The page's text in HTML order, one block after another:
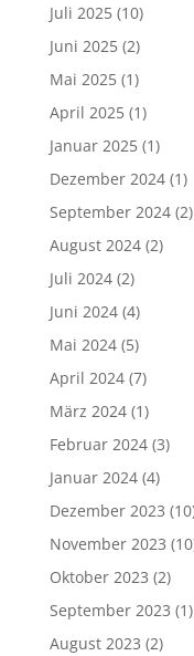
Juli 2025(10)
Juni 2025(2)
Mai 2025(1)
April 2025(1)
Januar 2025(1)
Dezember 2024(1)
September 2024(2)
August 2024(2)
Juli 2024(2)
Juni 2024(4)
Mai 2024(5)
April 2024(7)
März 2024(1)
Februar 2024(3)
Januar 2024(4)
Dezember 2023
November 2023
Oktober 2023 (2)
September 2023 (1)
August 2023 (2)